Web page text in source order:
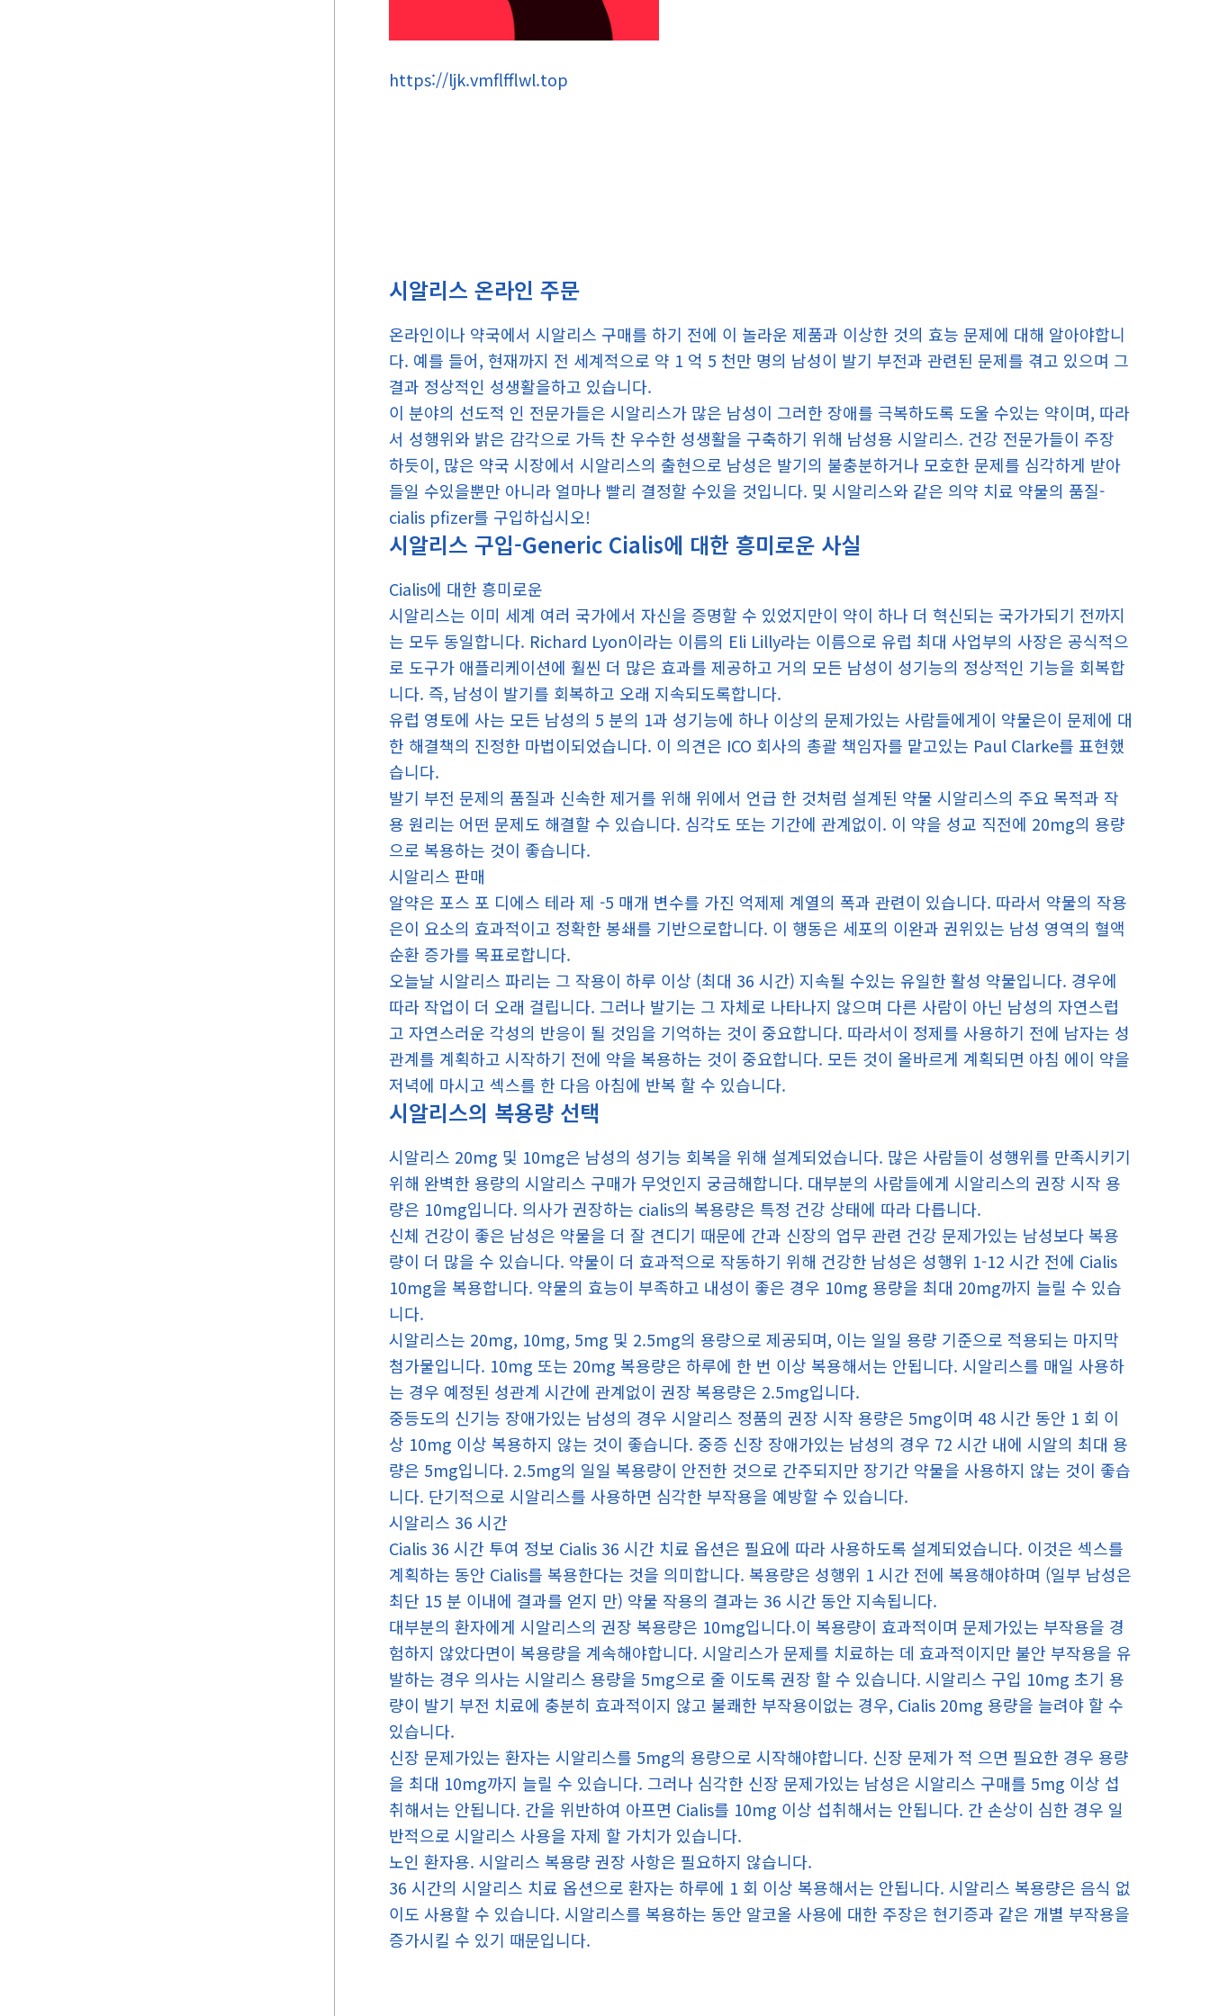
https://ljk.vmflfflwl.top
시알리스 온라인 주문
온라인이나 약국에서 시알리스 구매를 하기 전에 이 놀라운 제품과 이상한 것의 효능 문제에 대해 알아야합니
다. 예를 들어, 현재까지 전 세계적으로 약 1 억 5 천만 명의 남성이 발기 부전과 관련된 문제를 겪고 있으며 그
결과 정상적인 성생활을하고 있습니다.
이 분야의 선도적 인 전문가들은 시알리스가 많은 남성이 그러한 장애를 극복하도록 도울 수있는 약이며, 따라
서 성행위와 밝은 감각으로 가득 찬 우수한 성생활을 구축하기 위해 남성용 시알리스. 건강 전문가들이 주장
하듯이, 많은 약국 시장에서 시알리스의 출현으로 남성은 발기의 불충분하거나 모호한 문제를 심각하게 받아
들일 수있을뿐만 아니라 얼마나 빨리 결정할 수있을 것입니다. 및 시알리스와 같은 의약 치료 약물의 품질-
cialis pfizer를 구입하십시오!
시알리스 구입-Generic Cialis에 대한 흥미로운 사실
Cialis에 대한 흥미로운
시알리스는 이미 세계 여러 국가에서 자신을 증명할 수 있었지만이 약이 하나 더 혁신되는 국가가되기 전까지
는 모두 동일합니다. Richard Lyon이라는 이름의 Eli Lilly라는 이름으로 유럽 최대 사업부의 사장은 공식적으
로 도구가 애플리케이션에 훨씬 더 많은 효과를 제공하고 거의 모든 남성이 성기능의 정상적인 기능을 회복합
니다. 즉, 남성이 발기를 회복하고 오래 지속되도록합니다.
유럽 영토에 사는 모든 남성의 5 분의 1과 성기능에 하나 이상의 문제가있는 사람들에게이 약물은이 문제에 대
한 해결책의 진정한 마법이되었습니다. 이 의견은 ICO 회사의 총괄 책임자를 맡고있는 Paul Clarke를 표현했
습니다.
발기 부전 문제의 품질과 신속한 제거를 위해 위에서 언급 한 것처럼 설계된 약물 시알리스의 주요 목적과 작
용 원리는 어떤 문제도 해결할 수 있습니다. 심각도 또는 기간에 관계없이. 이 약을 성교 직전에 20mg의 용량
으로 복용하는 것이 좋습니다.
시알리스 판매
알약은 포스 포 디에스 테라 제 -5 매개 변수를 가진 억제제 계열의 폭과 관련이 있습니다. 따라서 약물의 작용
은이 요소의 효과적이고 정확한 봉쇄를 기반으로합니다. 이 행동은 세포의 이완과 권위있는 남성 영역의 혈액
순환 증가를 목표로합니다.
오늘날 시알리스 파리는 그 작용이 하루 이상 (최대 36 시간) 지속될 수있는 유일한 활성 약물입니다. 경우에
따라 작업이 더 오래 걸립니다. 그러나 발기는 그 자체로 나타나지 않으며 다른 사람이 아닌 남성의 자연스럽
고 자연스러운 각성의 반응이 될 것임을 기억하는 것이 중요합니다. 따라서이 정제를 사용하기 전에 남자는 성
관계를 계획하고 시작하기 전에 약을 복용하는 것이 중요합니다. 모든 것이 올바르게 계획되면 아침 에이 약을
저녁에 마시고 섹스를 한 다음 아침에 반복 할 수 있습니다.
시알리스의 복용량 선택
시알리스 20mg 및 10mg은 남성의 성기능 회복을 위해 설계되었습니다. 많은 사람들이 성행위를 만족시키기
위해 완벽한 용량의 시알리스 구매가 무엇인지 궁금해합니다. 대부분의 사람들에게 시알리스의 권장 시작 용
량은 10mg입니다. 의사가 권장하는 cialis의 복용량은 특정 건강 상태에 따라 다릅니다.
신체 건강이 좋은 남성은 약물을 더 잘 견디기 때문에 간과 신장의 업무 관련 건강 문제가있는 남성보다 복용
량이 더 많을 수 있습니다. 약물이 더 효과적으로 작동하기 위해 건강한 남성은 성행위 1-12 시간 전에 Cialis
10mg을 복용합니다. 약물의 효능이 부족하고 내성이 좋은 경우 10mg 용량을 최대 20mg까지 늘릴 수 있습
니다.
시알리스는 20mg, 10mg, 5mg 및 2.5mg의 용량으로 제공되며, 이는 일일 용량 기준으로 적용되는 마지막
첨가물입니다. 10mg 또는 20mg 복용량은 하루에 한 번 이상 복용해서는 안됩니다. 시알리스를 매일 사용하
는 경우 예정된 성관계 시간에 관계없이 권장 복용량은 2.5mg입니다.
중등도의 신기능 장애가있는 남성의 경우 시알리스 정품의 권장 시작 용량은 5mg이며 48 시간 동안 1 회 이
상 10mg 이상 복용하지 않는 것이 좋습니다. 중증 신장 장애가있는 남성의 경우 72 시간 내에 시알의 최대 용
량은 5mg입니다. 2.5mg의 일일 복용량이 안전한 것으로 간주되지만 장기간 약물을 사용하지 않는 것이 좋습
니다. 단기적으로 시알리스를 사용하면 심각한 부작용을 예방할 수 있습니다.
시알리스 36 시간
Cialis 36 시간 투여 정보 Cialis 36 시간 치료 옵션은 필요에 따라 사용하도록 설계되었습니다. 이것은 섹스를
계획하는 동안 Cialis를 복용한다는 것을 의미합니다. 복용량은 성행위 1 시간 전에 복용해야하며 (일부 남성은
최단 15 분 이내에 결과를 얻지 만) 약물 작용의 결과는 36 시간 동안 지속됩니다.
대부분의 환자에게 시알리스의 권장 복용량은 10mg입니다.이 복용량이 효과적이며 문제가있는 부작용을 경
험하지 않았다면이 복용량을 계속해야합니다. 시알리스가 문제를 치료하는 데 효과적이지만 불안 부작용을 유
발하는 경우 의사는 시알리스 용량을 5mg으로 줄 이도록 권장 할 수 있습니다. 시알리스 구입 10mg 초기 용
량이 발기 부전 치료에 충분히 효과적이지 않고 불쾌한 부작용이없는 경우, Cialis 20mg 용량을 늘려야 할 수
있습니다.
신장 문제가있는 환자는 시알리스를 5mg의 용량으로 시작해야합니다. 신장 문제가 적 으면 필요한 경우 용량
을 최대 10mg까지 늘릴 수 있습니다. 그러나 심각한 신장 문제가있는 남성은 시알리스 구매를 5mg 이상 섭
취해서는 안됩니다. 간을 위반하여 아프면 Cialis를 10mg 이상 섭취해서는 안됩니다. 간 손상이 심한 경우 일
반적으로 시알리스 사용을 자제 할 가치가 있습니다.
노인 환자용. 시알리스 복용량 권장 사항은 필요하지 않습니다.
36 시간의 시알리스 치료 옵션으로 환자는 하루에 1 회 이상 복용해서는 안됩니다. 시알리스 복용량은 음식 없
이도 사용할 수 있습니다. 시알리스를 복용하는 동안 알코올 사용에 대한 주장은 현기증과 같은 개별 부작용을
증가시킬 수 있기 때문입니다.